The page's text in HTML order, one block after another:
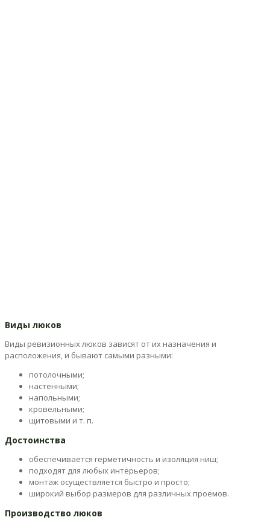
Виды люков
Виды ревизионных люков зависят от их назначения и
расположения, и бывают самыми разными:
потолочными;
настенными;
напольными;
кровельными;
щитовыми и т. п.
Достоинства
обеспечивается герметичность и изоляция ниш;
подходят для любых интерьеров;
монтаж осуществляется быстро и просто;
широкий выбор размеров для различных проемов.
Производство люков